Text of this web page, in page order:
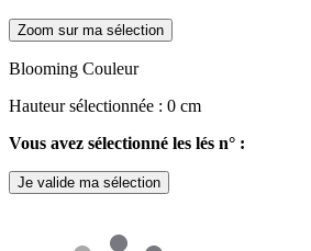
Zoom sur ma sélection
Blooming Couleur
Hauteur sélectionnée : 0 cm
Vous avez sélectionné les lés n° :
Je valide ma sélection